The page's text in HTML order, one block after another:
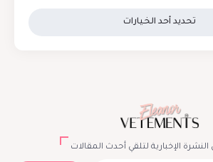
تحديد أحد الخيارات
الإخبارية لتلقي أحدث المقالات